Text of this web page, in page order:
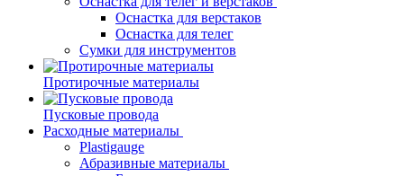
Оснастка для верстаков
Оснастка для телег
Сумки для инструментов
Протирочные материалы
Пусковые провода
Расходные материалы
Plastigauge
Абразивные материалы